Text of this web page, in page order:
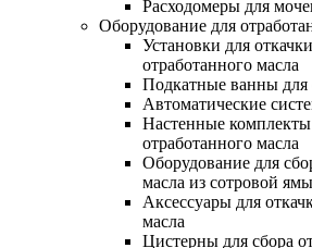
Расходомеры для
Оборудование для
Установки для
отработанного масла
Подкатные ванны для
Автоматические
Настенные комплекты
отработанного масла
Оборудование для
масла из сотровой ямы
Аксессуары для
масла
Цистерны для сбора